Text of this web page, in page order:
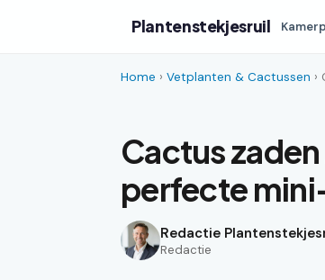
Plantenstekjesruil
Home › Vetplanten & Cactussen ›
Cactus
perfecte
Redactie
Redactie